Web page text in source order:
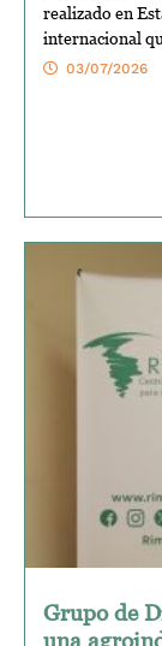
realizado en
internacional
03/07/2026
Grupo de
una